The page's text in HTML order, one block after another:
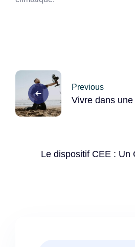
Post
navigation
Previous
Vivre dans
Le dispositif CEE : Un